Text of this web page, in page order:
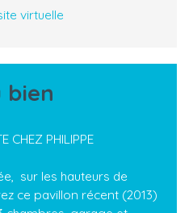
virtuelle
bien
CHEZ PHILIPPE
sur les hauteurs de
ce pavillon récent (2013)